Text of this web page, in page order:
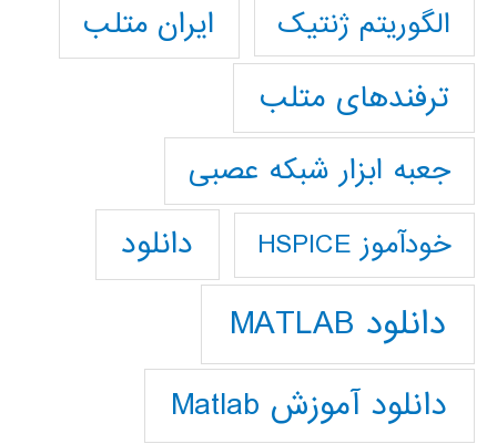
الگوریتم ژنتیک
ایران متلب
ترفندهای متلب
جعبه ابزار شبکه عصبی
خودآموز HSPICE دانلود
دانلود MATLAB
دانلود آموزش Matlab